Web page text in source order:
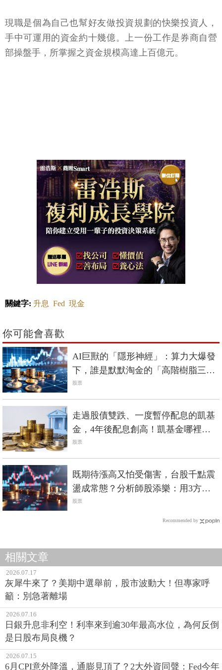
現職是個為自己也幫好友做投資規劃的快樂投資人，
手中可運用的資金約十幾億。上一份工作是券商自營
部操盤手，所掌握之資金規模高達上百億元。
關鍵字: 升息 Fed 現金
你可能會喜歡
AI巨獸的「隱形神經」：算力大爆發
下，誰是默默淘金的「高階樹脂三
雄」？
股票
走過股債雙跌、一度暫停配息的凱基
金，4年後配息創高！凱基金哪裡不
一樣了？
股票
既期待漲高又怕受傷害，台股千點震
盪成常態？分析師股添樂：用3方法
降波動
股票
Recommended by
相關文章
2026.07.17
灰犀牛來了？美期中選舉前，股市波動大！但專家呼
籲：別急著離場
2026.07.16
日銀升息非利空！利率來到逾30年最高水位，為何反倒
是日股布局良機？
2026.07.15
6月CPI意外降溫，通膨見頂了？2大外資同聲：Fed今年